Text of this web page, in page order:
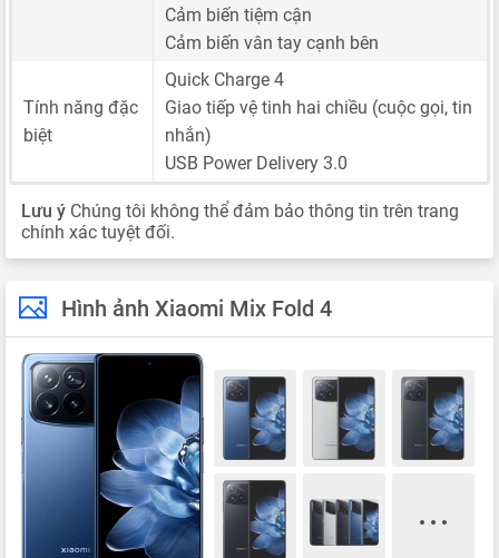
Cảm biến tiệm cận
Cảm biến vân tay cạnh bên
Tính năng đặc
biệt
Quick Charge 4
Giao tiếp vệ tinh hai chiều (cuộc gọi, tin
nhắn)
USB Power Delivery 3.0
Lưu ý Chúng tôi không thể đảm bảo thông tin trên trang
chính xác tuyệt đối.
Hình ảnh Xiaomi Mix Fold 4